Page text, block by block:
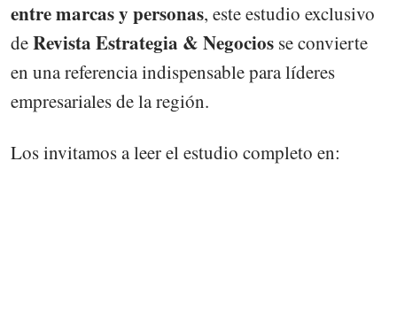
entre marcas y personas, este estudio exclusivo
deRevista Estrategia & Negocios se convierte
en una referencia indispensable para líderes
empresariales de la región.
Los invitamos a leer el estudio completo en: